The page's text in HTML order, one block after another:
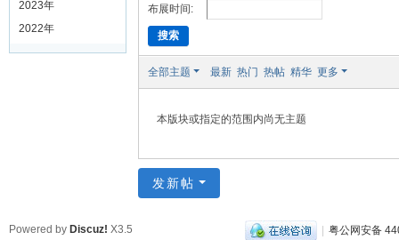
2023年
2022年
布展时间:
搜索
全部主题 最新 热门 热帖 精华 更多
本版块或指定的范围内尚无主题
发新帖
| 粤公网安备
Powered by Discuz! X3.5